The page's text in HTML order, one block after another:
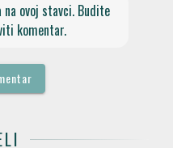
ovoj stavci. Budite
komentar.